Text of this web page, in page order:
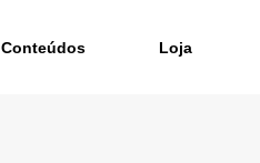
Conteúdos Loja